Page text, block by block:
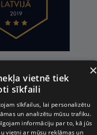
×
vietnē tiek
sīkfaili
sīkfailus, lai personalizētu
un analizētu mūsu trafiku.
informāciju par to, kā jūs
vietni ar mūsu reklāmas un